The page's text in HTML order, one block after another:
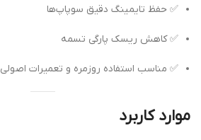
✅ حفظ تایمینگ دقیق سوپاپ‌ها
✅ کاهش ریسک پارگی تسمه
✅ مناسب استفاده روزمره و تعمیرات اصولی
موارد کاربرد